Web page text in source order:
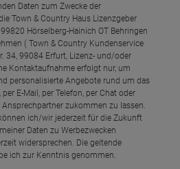
Daten zum Zwecke der
Town & Country Haus Lizenzgeber
Hörselberg-Hainich OT Behringen
( Town & Country Kundenservice
34, 99084 Erfurt, Lizenz- und/oder
Kontaktaufnahme erfolgt nur, um
personalisierte Angebote rund um das
E-Mail, per Telefon, per Chat oder
zukommen zu lassen.
ich/wir jederzeit für die Zukunft
Daten zu Werbezwecken
widersprechen. Die geltende
ich zur Kenntnis genommen.